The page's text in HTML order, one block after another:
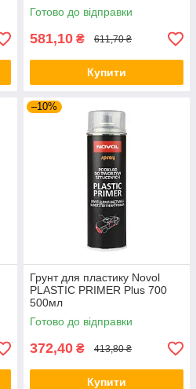
Готово до відправки
581,10 ₴ 611,70 ₴
Купити
–10%
Грунт для пластику Novol
PLASTIC PRIMER Plus 700
500мл
Готово до відправки
372,40 ₴ 413,80 ₴
Купити